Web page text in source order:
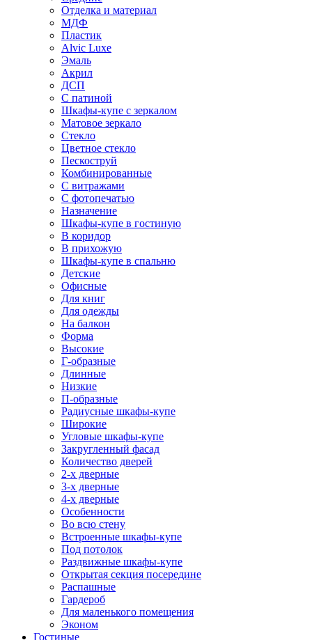
Отделка и материал
МДФ
Пластик
Alvic Luxe
Эмаль
Акрил
ДСП
С патиной
Шкафы-купе с зеркалом
Матовое зеркало
Стекло
Цветное стекло
Пескоструй
Комбинированные
С витражами
С фотопечатью
Назначение
Шкафы-купе в гостиную
В коридор
В прихожую
Шкафы-купе в спальню
Детские
Офисные
Для книг
Для одежды
На балкон
Форма
Высокие
Г-образные
Длинные
Низкие
П-образные
Радиусные шкафы-купе
Широкие
Угловые шкафы-купе
Закругленный фасад
Количество дверей
2-х дверные
3-х дверные
4-х дверные
Особенности
Во всю стену
Встроенные шкафы-купе
Под потолок
Раздвижные шкафы-купе
Открытая секция посередине
Распашные
Гардероб
Для маленького помещения
Эконом
Гостиные